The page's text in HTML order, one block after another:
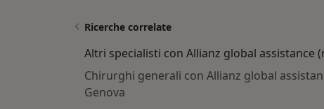
Ricerche correlate
Altri specialisti con Allianz global assistance
Chirurghi generali con Allianz global
Genova